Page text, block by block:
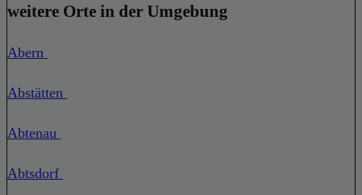
weitere Orte in der Umgebung
Abern
Abstätten
Abtenau
Abtsdorf